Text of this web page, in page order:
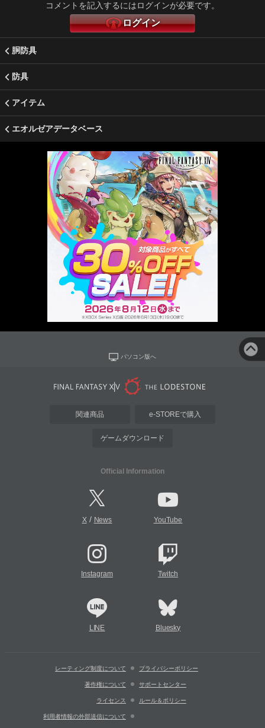
コメントを記入するにはログインが必要です。
ログイン
胴防具
防具
アイテム
エオルゼアデータベース
パソコン版へ
関連商品 e-STOREで購入
ゲームダウンロード
Official Information
X/ News YouTube
Instagram Twitch
LINE Bluesky
レーティング制度について プライバシーポリシー
著作権について サポートセンター
ライセンス ルール＆ポリシー
利用者情報の外部送信について